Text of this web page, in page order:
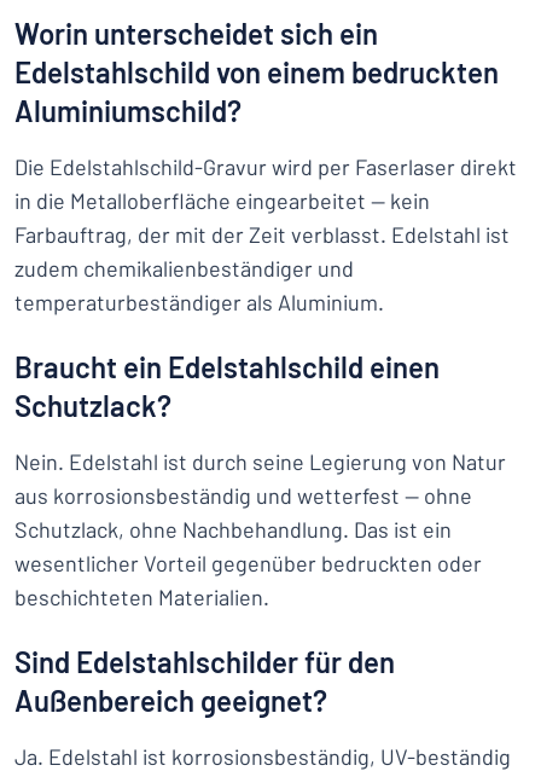
Worin unterscheidet sich ein
Edelstahlschild von einem bedruckten
Aluminiumschild?
Die Edelstahlschild-Gravur wird per Faserlaser direkt
in die Metalloberfläche eingearbeitet — kein
Farbauftrag, der mit der Zeit verblasst. Edelstahl ist
zudem chemikalienbeständiger und
temperaturbeständiger als Aluminium.
Braucht ein Edelstahlschild einen
Schutzlack?
Nein. Edelstahl ist durch seine Legierung von Natur
aus korrosionsbeständig und wetterfest — ohne
Schutzlack, ohne Nachbehandlung. Das ist ein
wesentlicher Vorteil gegenüber bedruckten oder
beschichteten Materialien.
Sind Edelstahlschilder für den
Außenbereich geeignet?
Ja. Edelstahl ist korrosionsbeständig, UV-beständig